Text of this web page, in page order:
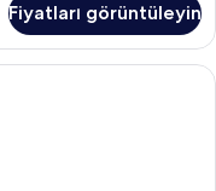
Fiyatları görüntüleyin
Süit, 1 Yatak Odası |